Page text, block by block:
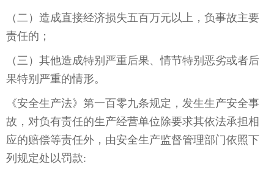
（二）造成直接经济损失五百万元以上，负事故主要
责任的；
（三）其他造成特别严重后果、情节特别恶劣或者后
果特别严重的情形。
《安全生产法》第一百零九条规定，发生生产安全事
故，对负有责任的生产经营单位除要求其依法承担相
应的赔偿等责任外，由安全生产监督管理部门依照下
列规定处以罚款: